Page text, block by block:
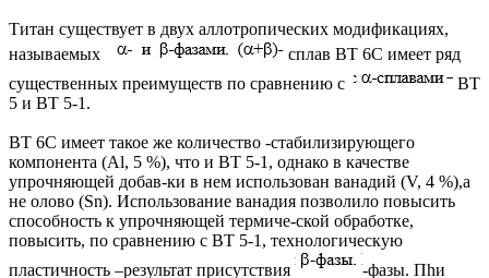
Титан существует в двух аллотропических модификациях,
называемых
сплав ВТ 6С имеет ряд
существенных преимуществ по сравнению с
ВТ
5 и ВТ 5-1.
ВТ 6С имеет такое же количество -стабилизирующего
компонента (Al, 5 %), что и ВТ 5-1, однако в качестве
упрочняющей добав-ки в нем использован ванадий (V, 4 %),а
не олово (Sn). Использование ванадия позволило повысить
способность к упрочняющей термиче-ской обработке,
повысить, по сравнению с ВТ 5-1, технологическую
пластичность –результат присутствия
-фазы. Пhи